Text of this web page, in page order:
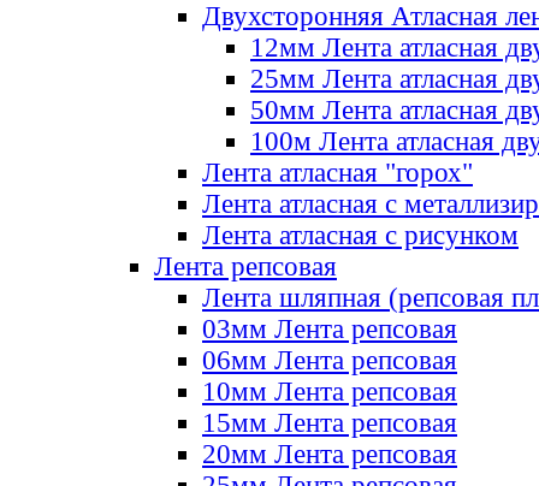
Двухсторонняя Атласная
12мм Лента атласная
25мм Лента атласная
50мм Лента атласная
100м Лента атласная
Лента атласная "горох"
Лента атласная с
Лента атласная с рисунком
Лента репсовая
Лента шляпная (репсовая
03мм Лента репсовая
06мм Лента репсовая
10мм Лента репсовая
15мм Лента репсовая
20мм Лента репсовая